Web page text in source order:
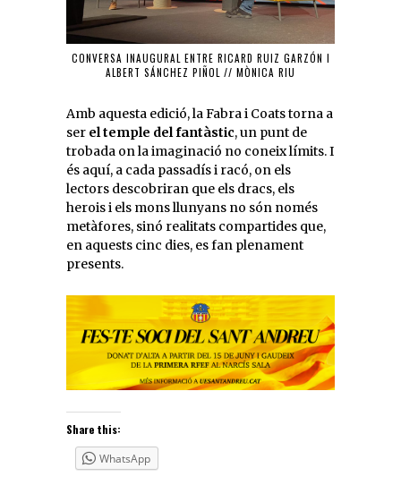
CONVERSA INAUGURAL ENTRE RICARD RUIZ GARZÓN I
ALBERT SÁNCHEZ PIÑOL // MÒNICA RIU
Amb aquesta edició, la Fabra i Coats torna a
ser el temple del fantàstic, un punt de
trobada on la imaginació no coneix límits. I
és aquí, a cada passadís i racó, on els
lectors descobriran que els dracs, els
herois i els mons llunyans no són només
metàfores, sinó realitats compartides que,
en aquests cinc dies, es fan plenament
presents.
Share this:
WhatsApp